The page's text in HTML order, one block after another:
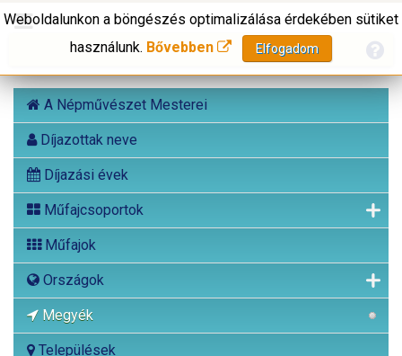
A Népművészet Mesterei
Díjazottak neve
Díjazási évek
Műfajcsoportok
Műfajok
Országok
Megyék
Települések
Weboldalunkon a böngészés optimalizálása érdekében sütiket
használunk. Bővebben Elfogadom